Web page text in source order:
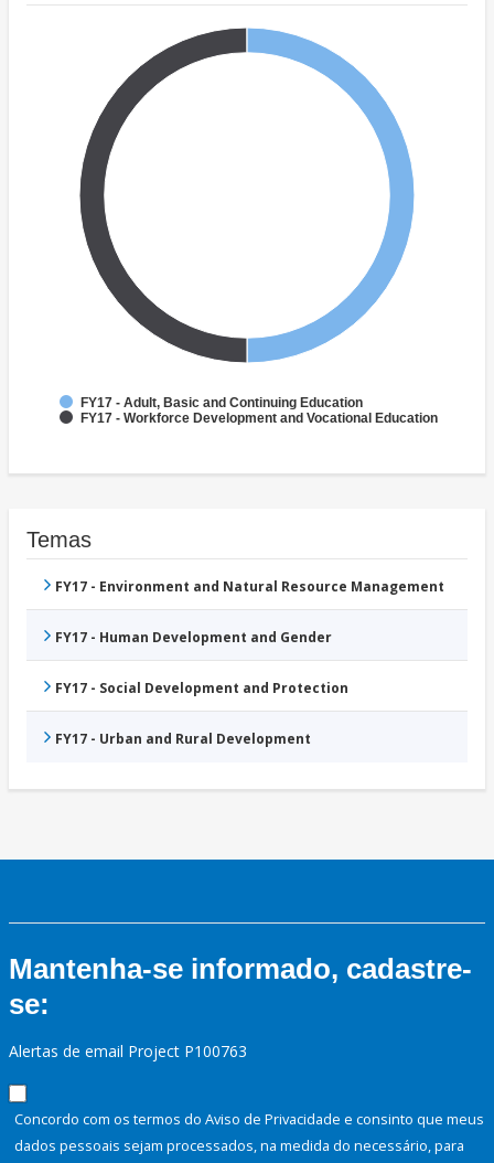
FY17 - Adult, Basic and Continuing Education
FY17 - Workforce Development and Vocational Education
Temas
FY17 - Environment and Natural Resource Management
FY17 - Human Development and Gender
FY17 - Social Development and Protection
FY17 - Urban and Rural Development
Mantenha-se informado, cadastre-
se:
Alertas de email Project P100763
Concordo com os termos do Aviso de Privacidade e consinto que meus
dados pessoais sejam processados, na medida do necessário, para